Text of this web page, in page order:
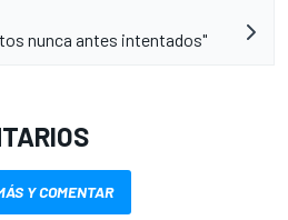
nunca antes intentados"
Y COMENTAR